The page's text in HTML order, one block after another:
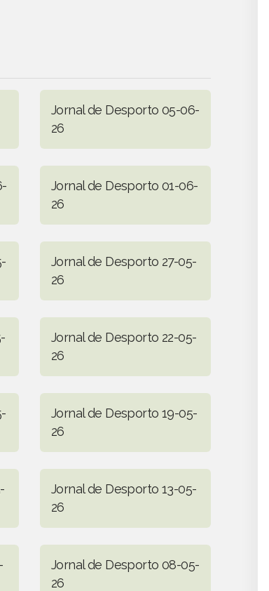
Jornal de Desporto 05-06-
26
Jornal de Desporto 01-06-
26
Jornal de Desporto 27-05-
26
Jornal de Desporto 22-05-
26
Jornal de Desporto 19-05-
26
Jornal de Desporto 13-05-
26
Jornal de Desporto 08-05-
26